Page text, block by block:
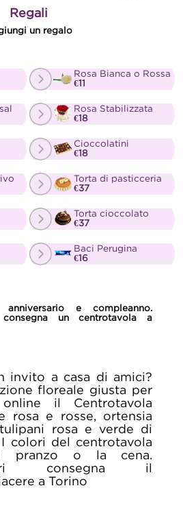
Regali
un regalo
Rosa Bianca o Rossa
€11
Rosa Stabilizzata
€18
Cioccolatini
€18
Torta di pasticceria
€37
Torta cioccolato
€37
Baci Perugina
€16
e compleanno.
consegna un centrotavola a
invito a casa di amici?
floreale giusta per
il Centrotavola
rosa e rosse, ortensia
rosa e verde di
colori del centrotavola
pranzo o la cena.
consegna il
a Torino